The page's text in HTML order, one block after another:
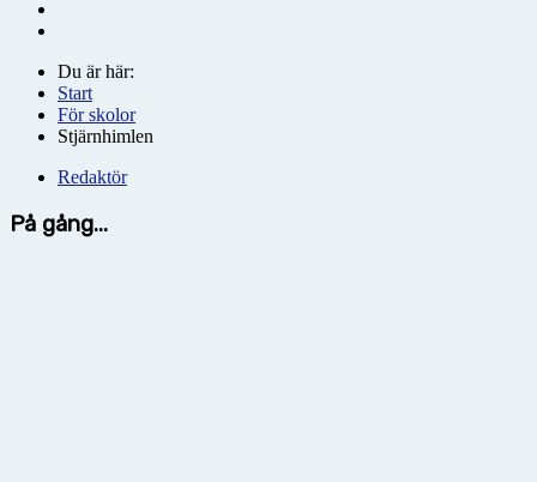
Du är här:
Start
För skolor
Stjärnhimlen
Redaktör
På gång...